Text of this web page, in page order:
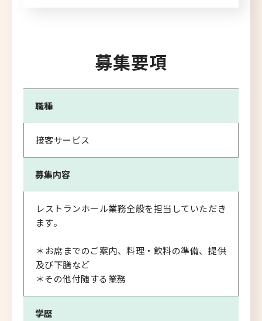
募集要項
職種
接客サービス
募集内容
レストランホール業務全般を担当していただき
ます。
＊お席までのご案内、料理・飲料の準備、提供
及び下膳など
＊その他付随する業務
学歴